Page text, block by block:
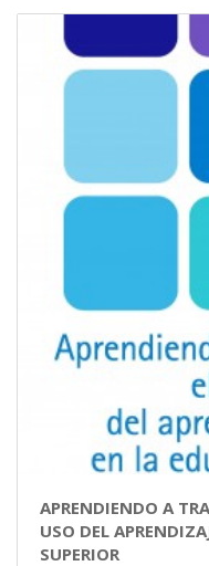
APRENDIENDO A
USO DEL
SUPERIOR